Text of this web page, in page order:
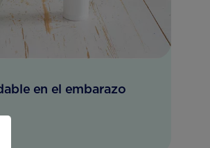
en el embarazo